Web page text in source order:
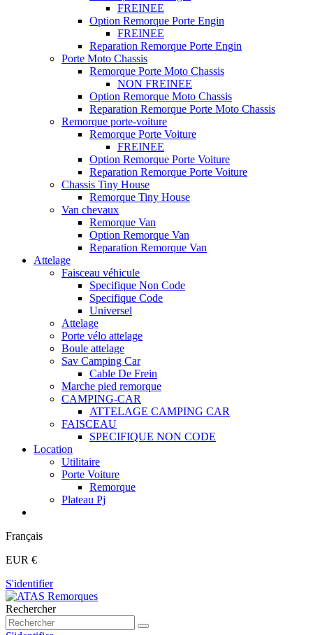
FREINEE
Option Remorque Porte Engin
FREINEE
Reparation Remorque Porte Engin
Porte Moto Chassis
Remorque Porte Moto Chassis
NON FREINEE
Option Remorque Moto Chassis
Reparation Remorque Porte Moto Chassis
Remorque porte-voiture
Remorque Porte Voiture
FREINEE
Option Remorque Porte Voiture
Reparation Remorque Porte Voiture
Chassis Tiny House
Remorque Tiny House
Van chevaux
Remorque Van
Option Remorque Van
Reparation Remorque Van
Attelage
Faisceau véhicule
Specifique Non Code
Specifique Code
Universel
Attelage
Porte vélo attelage
Boule attelage
Sav Camping Car
Cable De Frein
Marche pied remorque
CAMPING-CAR
ATTELAGE CAMPING CAR
FAISCEAU
SPECIFIQUE NON CODE
Location
Utilitaire
Porte Voiture
Remorque
Plateau Pj
Français
EUR €
S'identifier
Rechercher